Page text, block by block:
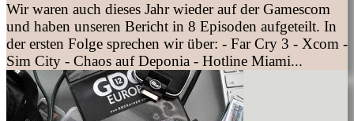
Wir waren auch dieses Jahr wieder auf der Gamescom
und haben unseren Bericht in 8 Episoden aufgeteilt. In
der ersten Folge sprechen wir über: - Far Cry 3 - Xcom -
Sim City - Chaos auf Deponia - Hotline Miami...